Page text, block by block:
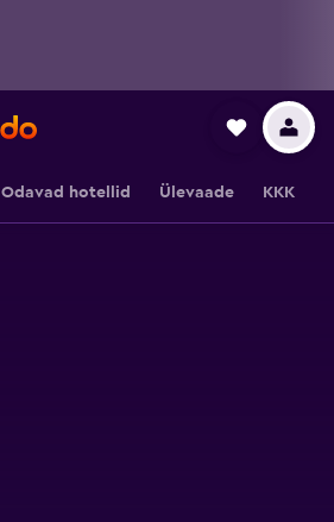
Odavad hotellid Ülevaade KKK